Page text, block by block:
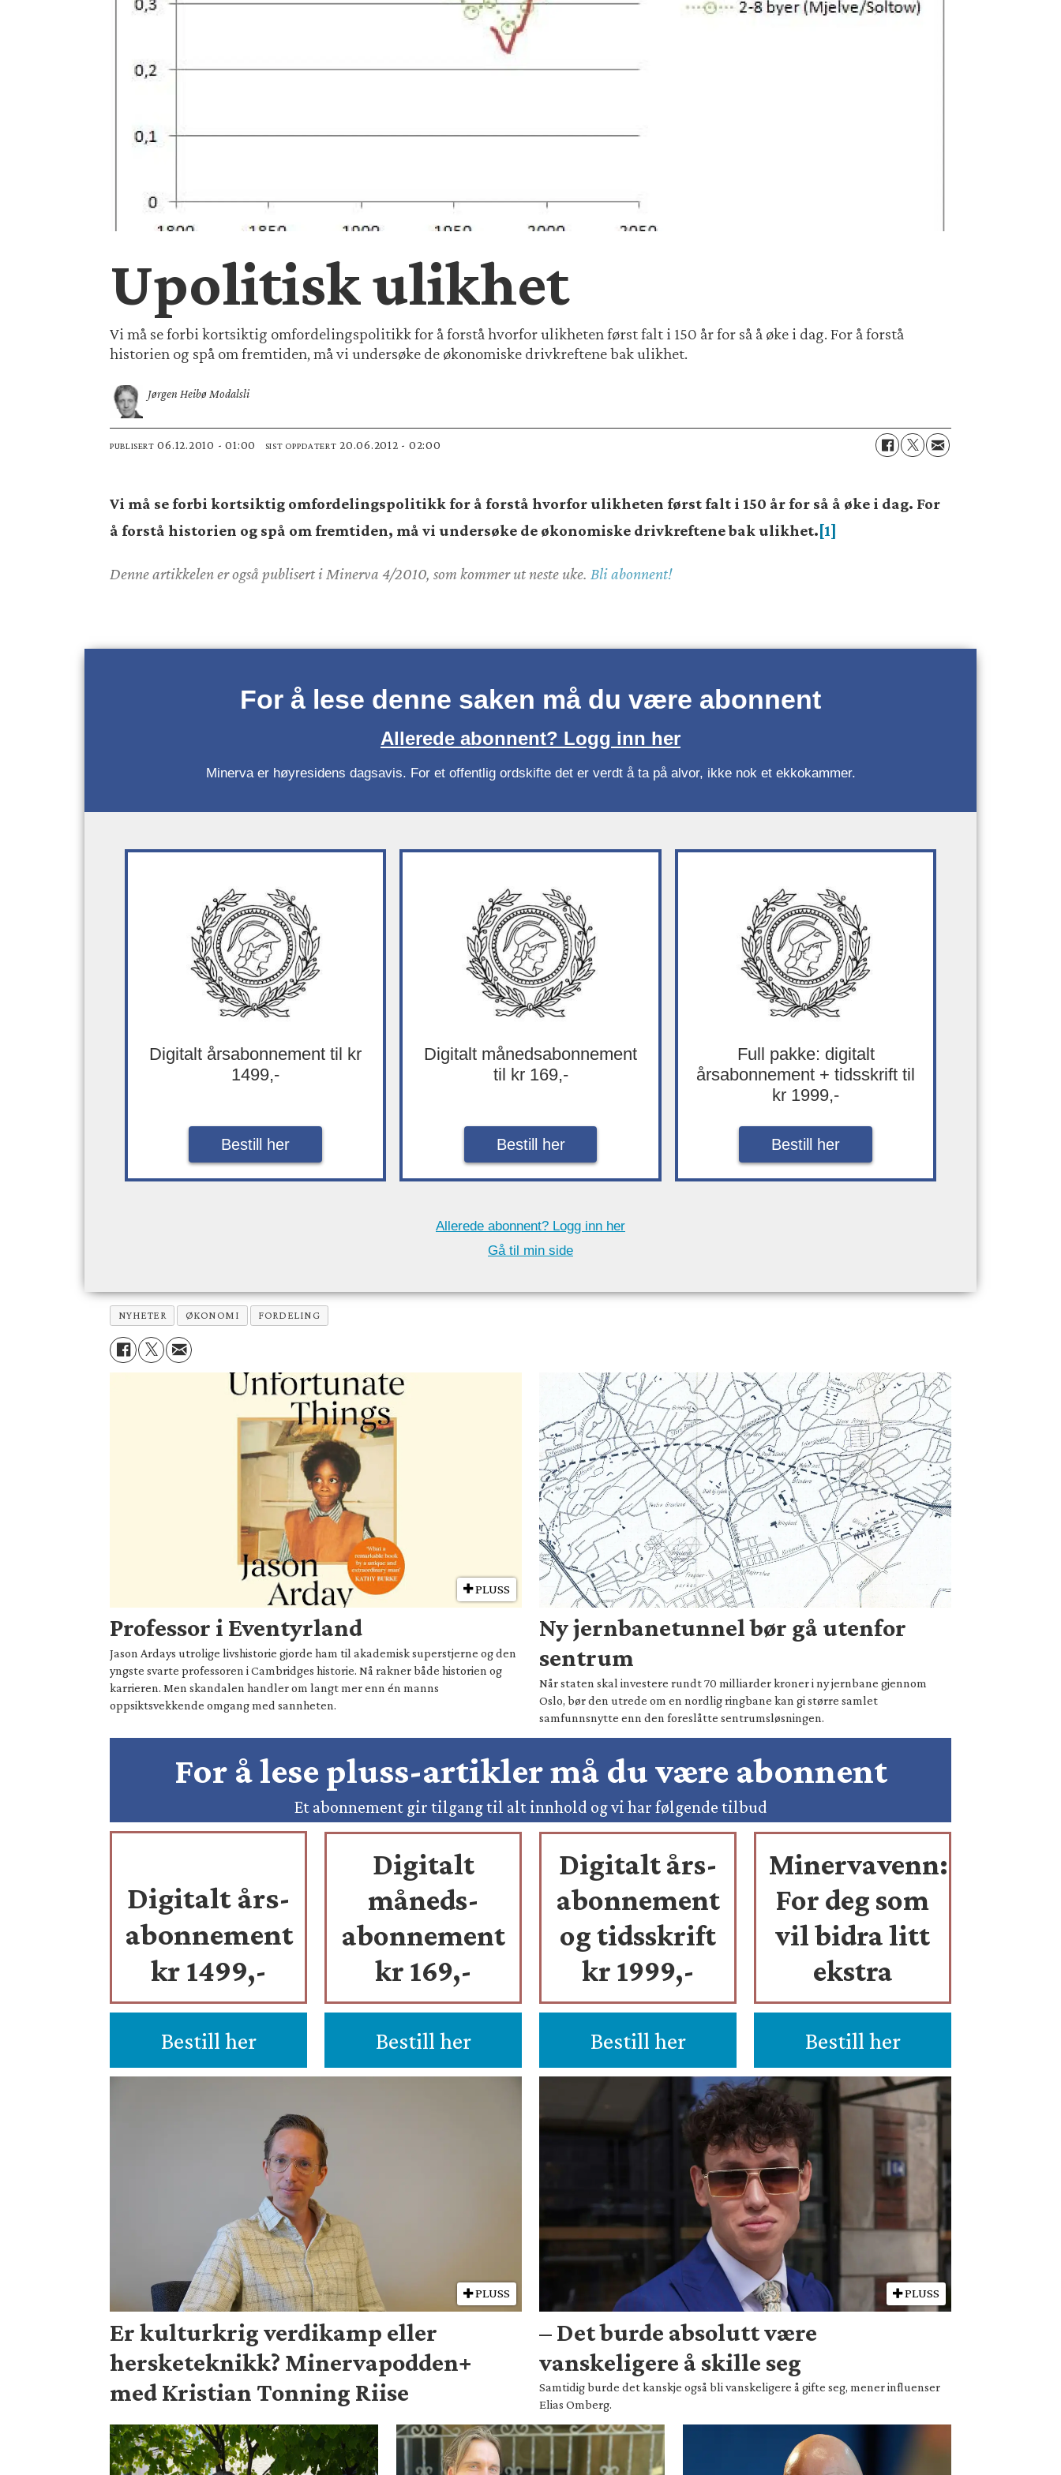
Upolitisk ulikhet
Vi må se forbi kortsiktig omfordelingspolitikk for å forstå hvorfor ulikheten først falt i 150 år for så å øke i dag. For å forstå
historien og spå om fremtiden, må vi undersøke de økonomiske drivkreftene bak ulikhet.
Jørgen Heibø Modalsli
PUBLISERT 06.12.2010 - 01:00 SIST OPPDATERT 20.06.2012 - 02:00
Vi må se forbi kortsiktig omfordelingspolitikk for å forstå hvorfor ulikheten først falt i 150 år for så å øke i dag. For
å forstå historien og spå om fremtiden, må vi undersøke de økonomiske drivkreftene bak ulikhet. [1]
Denne artikkelen er også publisert i Minerva 4/2010, som kommer ut neste uke. Bli abonnent!
For å lese denne saken må du være abonnent
Allerede abonnent? Logg inn her
Minerva er høyresidens dagsavis. For et offentlig ordskifte det er verdt å ta på alvor, ikke nok et ekkokammer.
Digitalt årsabonnement til kr
1499,-
Bestill her
Digitalt månedsabonnement
til kr 169,-
Bestill her
Full pakke: digitalt
årsabonnement + tidsskrift til
kr 1999,-
Bestill her
Allerede abonnent? Logg inn her
Gå til min side
NYHETER ØKONOMI FORDELING
PLUSS
Professor i Eventyrland
Jason Ardays utrolige livshistorie gjorde ham til akademisk superstjerne og den
yngste svarte professoren i Cambridges historie. Nå rakner både historien og
karrieren. Men skandalen handler om langt mer enn én manns
oppsiktsvekkende omgang med sannheten.
Ny jernbanetunnel bør gå utenfor
sentrum
Når staten skal investere rundt 70 milliarder kroner i ny jernbane gjennom
Oslo, bør den utrede om en nordlig ringbane kan gi større samlet
samfunnsnytte enn den foreslåtte sentrumsløsningen.
For å lese pluss-artikler må du være abonnent
Et abonnement gir tilgang til alt innhold og vi har følgende tilbud
Digitalt års-
abonnement
kr 1499,-
Bestill her
Digitalt
måneds-
abonnement
kr 169,-
Bestill her
Digitalt års-
abonnement
og tidsskrift
kr 1999,-
Bestill her
Minervavenn:
For deg som
vil bidra litt
ekstra
Bestill her
PLUSS
Er kulturkrig verdikamp eller
hersketeknikk? Minervapodden+
med Kristian Tonning Riise
PLUSS
– Det burde absolutt være
vanskeligere å skille seg
Samtidig burde det kanskje også bli vanskeligere å gifte seg, mener influenser
Elias Omberg.